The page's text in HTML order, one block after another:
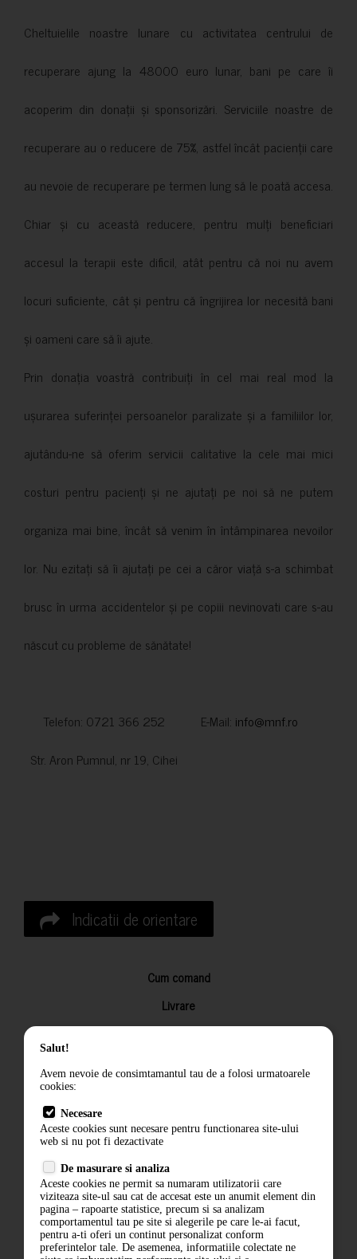
Cheltuielile noastre lunare cu activitatea centrului de
recuperare ajung la 48000 euro lunar, bani pe care îi
acoperim din donații și sponsorizări. Serviciile noastre de
recuperare au o reducere de 75%, astfel încât pacienții care
au nevoie de recuperare pe termen lung să le poată accesa.
Chiar și cu această reducere, pentru mulți beneficiari
accesul la terapii este dificil, atât pentru că noi nu avem
locuri suficiente, cât și pentru că îngrijirea lor necesită bani
și oameni care să îi ajute.
Prin donația voastră contribuiți în cel mai real mod la
ușurarea suferinței persoanelor paralizate și a familiilor lor,
ajutându-ne să oferim servicii calitative la cele mai mici
costuri pentru pacienți și ne ajutați pe noi să ne putem
organiza mai bine, încât să venim în întâmpinarea nevoilor
lor. Nu ezitați să îi ajutați pe cei a căror viață s-a schimbat
brusc în urma accidentelor și pe copiii nevinovati care s-au
născut cu probleme de sănătate!
Telefon: 0721 366 252 E-Mail: info@mnf.ro
Str. Aron Pumnul, nr 19, Cihei
Indicatii de orientare
Cum comand
Livrare
Returnarea produselor
Termeni si conditii
Politica de confidentialitate
ANPC
Salut!
Avem nevoie de consimtamantul tau de a folosi urmatoarele
cookies:
Necesare
Aceste cookies sunt necesare pentru functionarea site-ului
web si nu pot fi dezactivate
De masurare si analiza
Aceste cookies ne permit sa numaram utilizatorii care
viziteaza site-ul sau cat de accesat este un anumit element din
pagina – rapoarte statistice, precum si sa analizam
comportamentul tau pe site si alegerile pe care le-ai facut,
pentru a-ti oferi un continut personalizat conform
preferintelor tale. De asemenea, informatiile colectate ne